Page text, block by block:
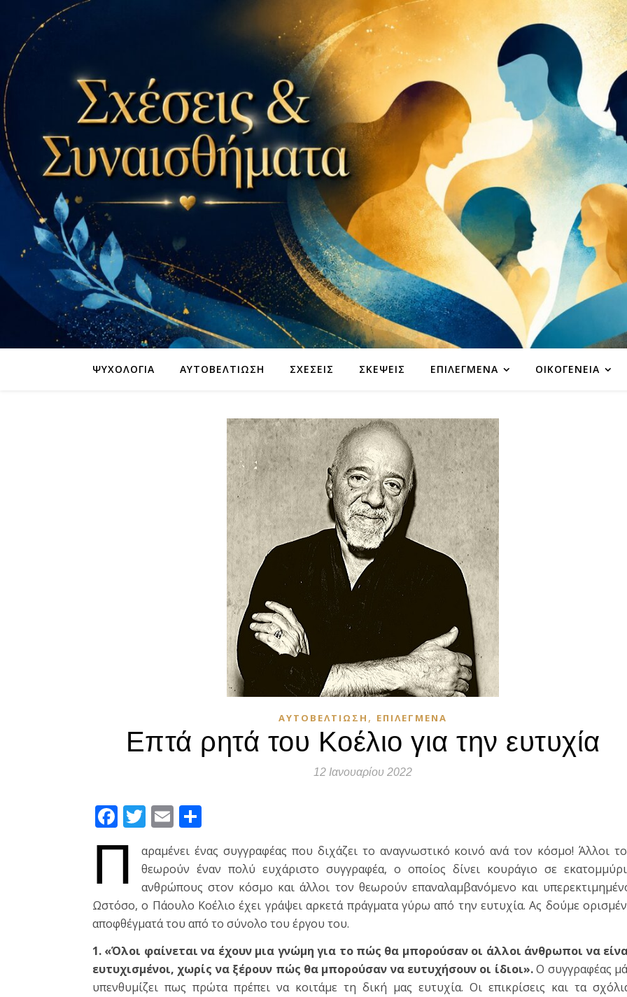
ΨΥΧΟΛΟΓΊΑ ΑΥΤΟΒΕΛΤΊΩΣΗ ΣΧΈΣΕΙΣ ΣΚΈΨΕΙΣ ΕΠΙΛΕΓΜΈΝΑ ΟΙΚΟΓΈΝΕΙΑ
ΑΥΤΟΒΕΛΤΊΩΣΗ , ΕΠΙΛΕΓΜΈΝΑ
Επτά ρητά του Κοέλιο για την ευτυχία
12 Ιανουαρίου 2022
Facebook
Twitter
Email
Π
αραμένει ένας συγγραφέας που διχάζει το αναγνωστικό κοινό ανά τον κόσμο! Άλλοι
θεωρούν έναν πολύ ευχάριστο συγγραφέα, ο οποίος δίνει κουράγιο σε
ανθρώπους στον κόσμο και άλλοι τον θεωρούν επαναλαμβανόμενο και
Ωστόσο, ο Πάουλο Κοέλιο έχει γράψει αρκετά πράγματα γύρω από την ευτυχία. Ας δούμε
αποφθέγματά του από το σύνολο του έργου του.
1. «Όλοι φαίνεται να έχουν μια γνώμη για το πώς θα μπορούσαν οι άλλοι άνθρωποι να
ευτυχισμένοι, χωρίς να ξέρουν πώς θα μπορούσαν να ευτυχήσουν οι ίδιοι».Ο συγγραφέας
υπενθυμίζει πως πρώτα πρέπει να κοιτάμε τη δική μας ευτυχία. Οι επικρίσεις και τα